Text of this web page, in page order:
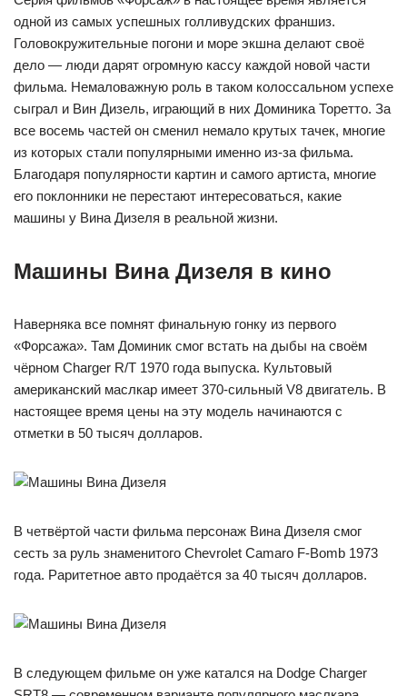
одной из самых успешных голливудских франшиз.
Головокружительные погони и море экшна делают своё
дело — люди дарят огромную кассу каждой новой части
фильма. Немаловажную роль в таком колоссальном успехе
сыграл и Вин Дизель, играющий в них Доминика Торетто. За
все восемь частей он сменил немало крутых тачек, многие
из которых стали популярными именно из-за фильма.
Благодаря популярности картин и самого артиста, многие
его поклонники не перестают интересоваться, какие
машины у Вина Дизеля в реальной жизни.
Машины Вина Дизеля в кино
Наверняка все помнят финальную гонку из первого
«Форсажа». Там Доминик смог встать на дыбы на своём
чёрном Charger R/T 1970 года выпуска. Культовый
американский маслкар имеет 370-сильный V8 двигатель. В
настоящее время цены на эту модель начинаются с
отметки в 50 тысяч долларов.
В четвёртой части фильма персонаж Вина Дизеля смог
сесть за руль знаменитого Chevrolet Camaro F-Bomb 1973
года. Раритетное авто продаётся за 40 тысяч долларов.
В следующем фильме он уже катался на Dodge Charger